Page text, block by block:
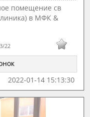
помещение св
в МФК &
3/22
2022-01-14 15:13:30